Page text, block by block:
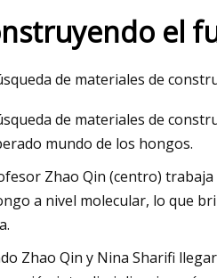
vacío rotativo de doble
trituradoras de grumos
el
de materiales de
de materiales de
mundo de los hongos.
Zhao Qin (centro)
a nivel molecular, lo que
Zhao Qin y Nina Sharifi